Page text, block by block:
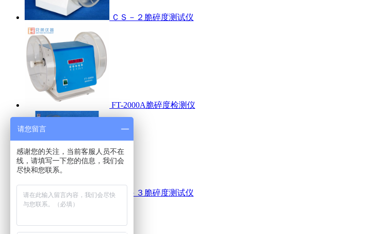
ＣＳ－２脆碎度测试仪
FT-2000A脆碎度检测仪
ＣＳ－３脆碎度测试仪
请您留言
感谢您的关注，当前客服人员不在
线，请填写一下您的信息，我们会
尽快和您联系。